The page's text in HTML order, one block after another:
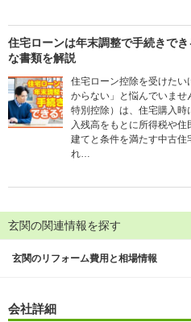
住宅ローンは年末調整で手続きで
な書類を解説
住宅ローン控除を受けた
からない」と悩んでいま
特別控除）は、住宅購入
入残高をもとに所得税や
建てと条件を満たす中古住
れ…
玄関の関連情報を探す
玄関のリフォーム費用と相場情報
会社詳細